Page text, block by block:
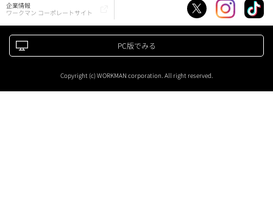
企業情報
ワークマン コーポレートサイト
PC版でみる
Copyright (c) WORKMAN corporation. All right reserved.